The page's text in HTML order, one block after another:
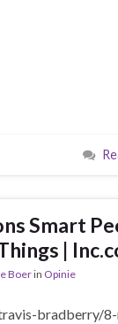
Smart
|
Boerin Opinie
bradberry/8-